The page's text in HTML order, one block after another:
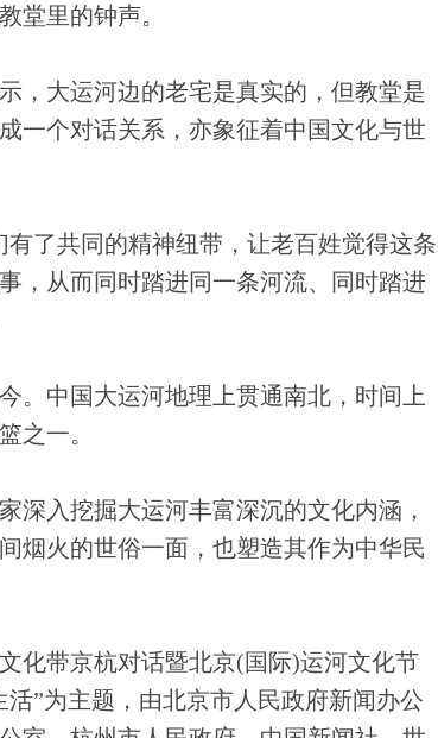
堂里的钟声。
大运河边的老宅是真实的，但教堂是
一个对话关系，亦象征着中国文化与世
了共同的精神纽带，让老百姓觉得这条
，从而同时踏进同一条河流、同时踏进
中国大运河地理上贯通南北，时间上
之一。
入挖掘大运河丰富深沉的文化内涵，
烟火的世俗一面，也塑造其作为中华民
带京杭对话暨北京(国际)运河文化节
活”为主题，由北京市人民政府新闻办公